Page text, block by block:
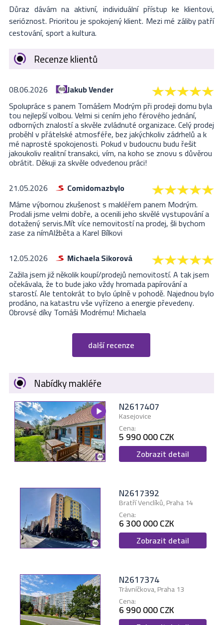
Důraz dávám na aktivní, individuální přístup ke klientovi,
serióznost. Prioritou je spokojený klient. Mezi mé záliby patří
cestování, sport a kultura.
Recenze klientů
08.06.2026
Jakub Vender
Spolupráce s panem Tomášem Modrým při prodeji domu byla
tou nejlepší volbou. Velmi si cením jeho férového jednání,
odborných znalostí a skvěle zvládnuté organizace. Celý prodej
proběhl v přátelské atmosféře, bez jakýchkoliv zádrhelů a k
mé naprosté spokojenosti. Pokud v budoucnu budu řešit
jakoukoliv realitní transakci, vím, na koho se znovu s důvěrou
obrátit. Děkuji za skvěle odvedenou práci!
21.05.2026
Comidomazbylo
Máme výbornou zkušenost s makléřem panem Modrým.
Prodali jsme velmi dobře, a ocenili jeho skvělé vystupování a
dotažený servis.Mít více nemovitostí na prodej, šli bychom
zase za nímAlžběta a Karel Bílkovi
12.05.2026
Michaela Sikorová
Zažila jsem již několik koupí/prodejů nemovitostí. A tak jsem
očekávala, že to bude jako vždy hromada papírování a
starostí. Ale tentokrát to bylo úplně v pohodě. Najednou bylo
prodáno, na katastru vše vyřízeno a energie převedeny.
Obrovsé díky Tomáši Modrému! Michaela
další recenze
Nabídky makléře
N2617407
Kasejovice
Cena:
5 990 000 CZK
Zobrazit detail
N2617392
Bratří Venclíků, Praha 14
Cena:
6 300 000 CZK
Zobrazit detail
N2617374
Trávníčkova, Praha 13
Cena:
6 990 000 CZK